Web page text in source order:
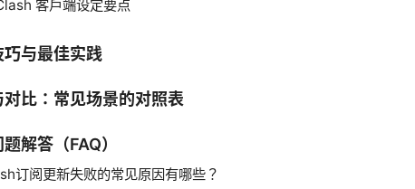
客户端设定要点
巧与最佳实践
对比：常见场景的对照表
解答（FAQ）
订阅更新失败的常见原因有哪些？